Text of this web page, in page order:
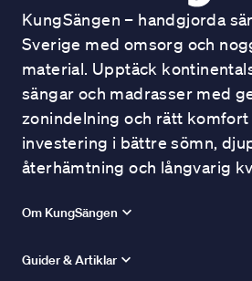
KungSängen – handgjorda
Sverige med omsorg och
material. Upptäck
sängar och madrasser med
zonindelning och rätt
investering i bättre sömn,
återhämtning och långvarig
Om KungSängen
Guider & Artiklar